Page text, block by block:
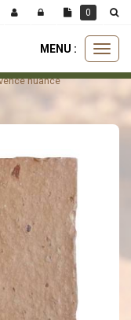
MENU :
nuancé
0